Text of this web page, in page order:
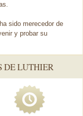
sido merecedor de
y probar su
DE LUTHIER